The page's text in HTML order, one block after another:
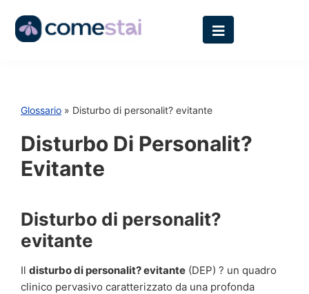
Glossario » Disturbo di personalit? evitante
Disturbo Di Personalit?
Evitante
Disturbo di personalit?
evitante
Il disturbo di personalit? evitante (DEP) ? un quadro
clinico pervasivo caratterizzato da una profonda